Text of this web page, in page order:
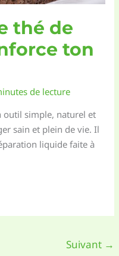
thé de
ton
de lecture
outil simple, naturel et
sain et plein de vie. Il
liquide faite à
Suivant →